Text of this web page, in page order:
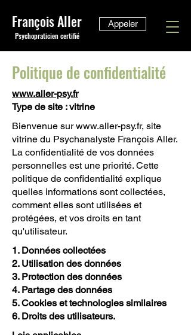
François Aller
Psychopraticien certifié
Appeler
Politique de confidentialité
www.aller-psy.fr
Type de site : vitrine
Bienvenue surwww.aller-psy.fr, site
vitrine du Psychanalyste François Aller.
La confidentialité de vos données
personnelles est une priorité. Cette
politique de confidentialité explique
quelles informations sont collectées,
comment elles sont utilisées et
protégées, et vos droits en tant
qu'utilisateur.
1. Données collectées
2. Utilisation des données
3. Protection des données
4. Partage des données
5. Cookies et technologies similaires
6. Droits des utilisateurs.